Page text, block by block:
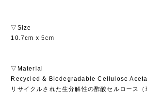
▽Size
10.7cm x 5cm
▽Material
Recycled & Biodegradable Cellulose
リサイクルされた生分解性の酢酸セルロース（